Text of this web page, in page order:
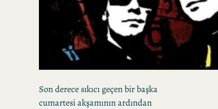
Son derece sıkıcı geçen bir başka
cumartesi akşamının ardından